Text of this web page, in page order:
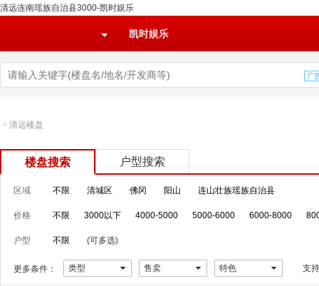
清远连南瑶族自治县3000-凯时娱乐
凯时娱乐
> 清远楼盘
楼盘搜索 户型搜索
区域 不限 清城区 佛冈 阳山 连山壮族瑶族自治县
价格 不限 3000以下 4000-5000 5000-6000 6000-8000
户型 不限 (可多选)
更多条件： 类型 售卖 特色 支